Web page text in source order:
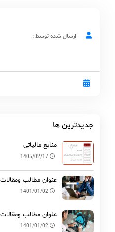
ارسال شده توسط :
جدیدترین ها
منابع مالیاتی
عنوان مطالب ومقالات
عنوان مطالب ومقالات